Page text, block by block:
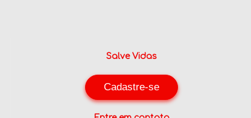
Salve Vidas
Cadastre-se